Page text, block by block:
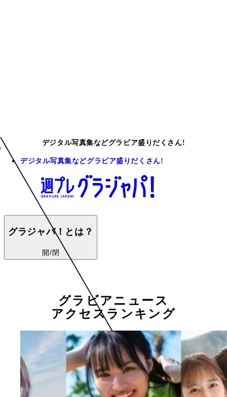
デジタル写真集などグラビア盛りだくさん!
デジタル写真集などグラビア盛りだくさん!
グラジャパ！とは？
開/閉
グラビアニュース
アクセスランキング